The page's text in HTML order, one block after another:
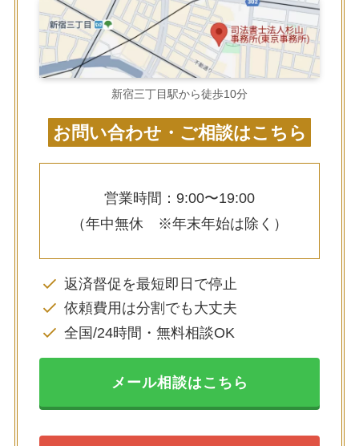
新宿三丁目駅から徒歩10分
お問い合わせ・ご相談はこちら
営業時間：9:00〜19:00
（年中無休 ※年末年始は除く）
返済督促を最短即日で停止
依頼費用は分割でも大丈夫
全国/24時間・無料相談OK
メール相談はこちら